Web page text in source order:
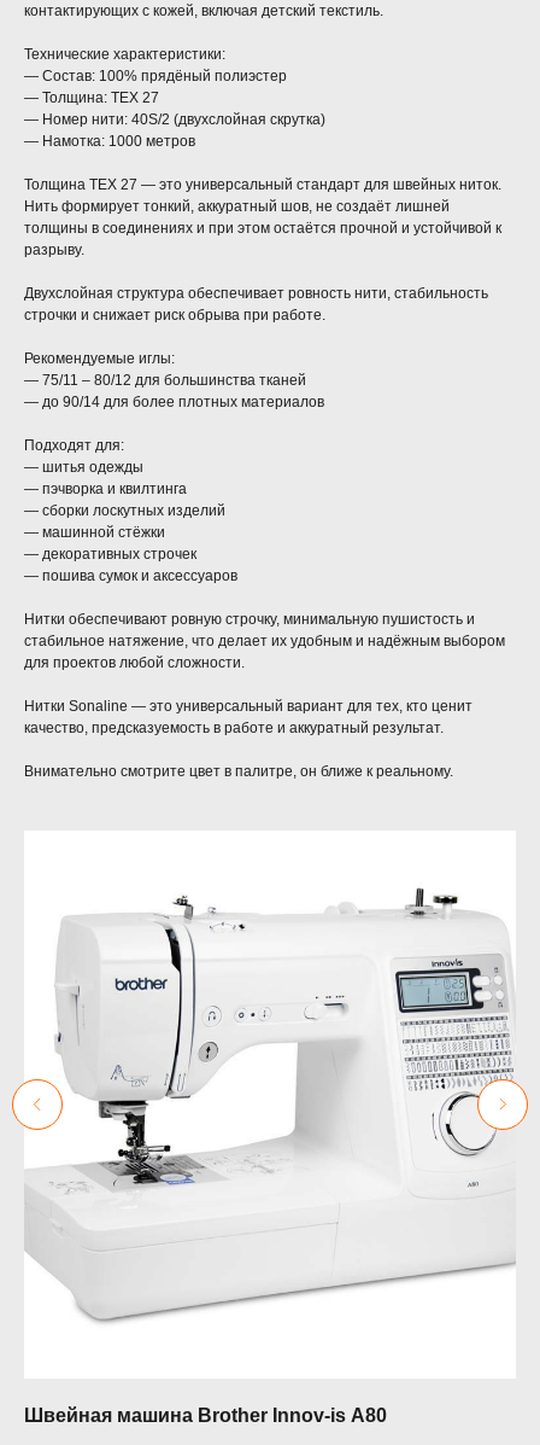
контактирующих с кожей, включая детский текстиль.
Технические характеристики:
— Состав: 100% прядёный полиэстер
— Толщина: TEX 27
— Номер нити: 40S/2 (двухслойная скрутка)
— Намотка: 1000 метров
Толщина TEX 27 — это универсальный стандарт для швейных ниток.
Нить формирует тонкий, аккуратный шов, не создаёт лишней
толщины в соединениях и при этом остаётся прочной и устойчивой к
разрыву.
Двухслойная структура обеспечивает ровность нити, стабильность
строчки и снижает риск обрыва при работе.
Рекомендуемые иглы:
— 75/11 – 80/12 для большинства тканей
— до 90/14 для более плотных материалов
Подходят для:
— шитья одежды
— пэчворка и квилтинга
— сборки лоскутных изделий
— машинной стёжки
— декоративных строчек
— пошива сумок и аксессуаров
Нитки обеспечивают ровную строчку, минимальную пушистость и
стабильное натяжение, что делает их удобным и надёжным выбором
для проектов любой сложности.
Нитки Sonaline — это универсальный вариант для тех, кто ценит
качество, предсказуемость в работе и аккуратный результат.
Внимательно смотрите цвет в палитре, он ближе к реальному.
Швейная машина Brother Innov-is A80